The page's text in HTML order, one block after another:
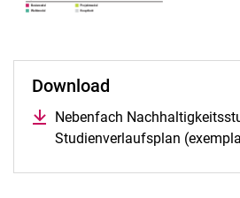
Download
Nebenfach
Studienverlaufsplan